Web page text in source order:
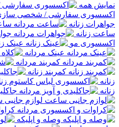
نمایش همه
اکسسوری سفارشی / شخصی
جواهرات زنانه
ساعت زنانه
اکسسوری مو
عینک
عینک مردانه
کمربند مردانه
کمربند زنانه
زنانه
زنانه
لوازم
وصله و اپلیکه